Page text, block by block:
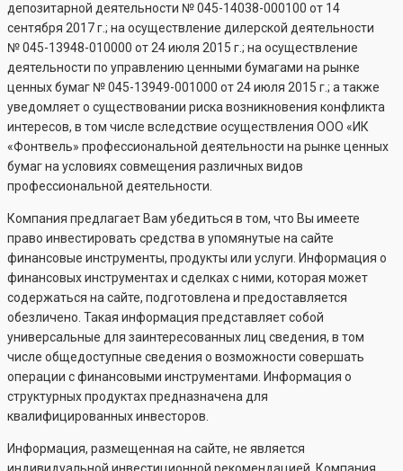
депозитарной деятельности №045-14038-000100 от 14
сентября 2017 г.; на осуществление дилерской деятельности
№045-13948-010000 от 24 июля 2015 г.; на осуществление
деятельности по управлению ценными бумагами на рынке
ценных бумаг №045-13949-001000 от 24 июля 2015 г.; а также
уведомляет о существовании риска возникновения конфликта
интересов, в том числе вследствие осуществления ООО «ИК
«Фонтвель» профессиональной деятельности на рынке ценных
бумаг на условиях совмещения различных видов
профессиональной деятельности.
Компания предлагает Вам убедиться в том, что Вы имеете
право инвестировать средства в упомянутые на сайте
финансовые инструменты, продукты или услуги. Информация о
финансовых инструментах и сделках с ними, которая может
содержаться на сайте, подготовлена и предоставляется
обезличено. Такая информация представляет собой
универсальные для заинтересованных лиц сведения, в том
числе общедоступные сведения о возможности совершать
операции с финансовыми инструментами. Информация о
структурных продуктах предназначена для
квалифицированных инвесторов.
Информация, размещенная на сайте, не является